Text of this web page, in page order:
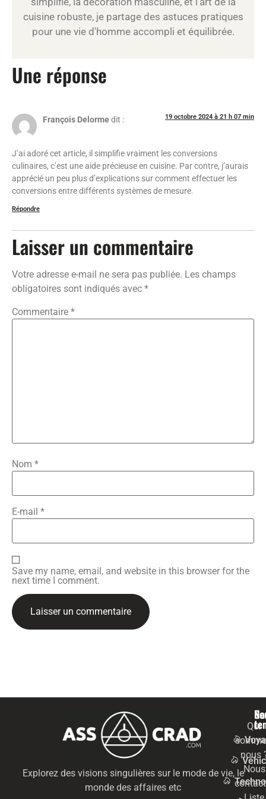
cuisine robuste, je partage des astuces pratiques
pour une vie d'homme accompli et équilibrée.
Une réponse
François Delormedit : 19 octobre 2024 à 21 h 07 min
J’ai adoré cet article, il simplifie vraiment les conversions
culinaires, c’est une aide précieuse en cuisine. Par contre, j’aurais
apprécié un peu plus d’explications sur comment effectuer les
conversions entre différents systèmes de mesure.
Répondre
Laisser un commentaire
Votre adresse e-mail ne sera pas publiée. Les champs
obligatoires sont indiqués avec *
Commentaire *
Nom *
E-mail *
Save my name, email, and website in this browser for the
next time I comment.
Explorez des visions singulières sur le mode de vie, le
monde des affaires etc
Qui
nous
Nous